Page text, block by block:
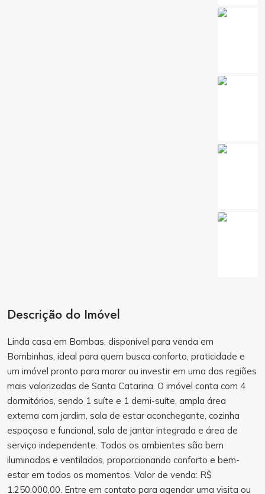
Descrição do Imóvel
Linda casa em Bombas, disponível para venda em
Bombinhas, ideal para quem busca conforto, praticidade e
um imóvel pronto para morar ou investir em uma das regiões
mais valorizadas de Santa Catarina. O imóvel conta com 4
dormitórios, sendo 1 suíte e 1 demi-suíte, ampla área
externa com jardim, sala de estar aconchegante, cozinha
espaçosa e funcional, sala de jantar integrada e área de
serviço independente. Todos os ambientes são bem
iluminados e ventilados, proporcionando conforto e bem-
estar em todos os momentos. Valor de venda: R$
1.250.000,00. Entre em contato para agendar uma visita ou